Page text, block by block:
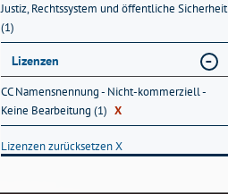
Justiz, Rechtssystem und öffentliche Sicherheit
(1)
Lizenzen
CC Namensnennung - Nicht-kommerziell -
Keine Bearbeitung (1) X
Lizenzen zurücksetzenX